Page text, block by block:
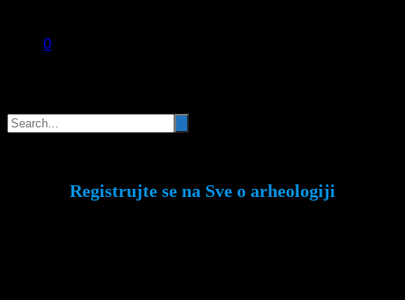
0
Registrujte se na Sve o arheologiji